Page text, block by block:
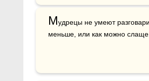
Мудрецы не умеют
меньше, или как можно слаще.